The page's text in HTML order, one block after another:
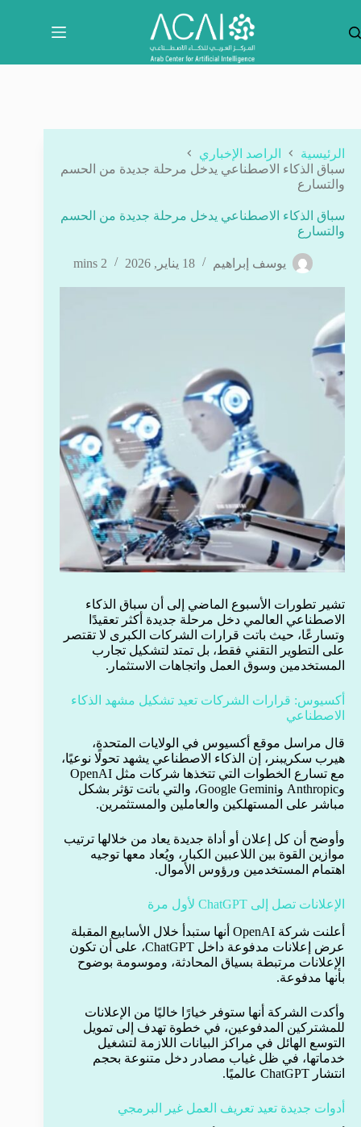
المحتوى
الرئيسية
الراصد الإخباري
سباق الذكاء الاصطناعي يدخل مرحلة جديدة من الحسم
والتسارع
سباق الذكاء الاصطناعي يدخل مرحلة جديدة من الحسم
والتسارع
يوسف إبراهيم 18 يناير, 2026 2 mins
تشير تطورات الأسبوع الماضي إلى أن سباق الذكاء
الاصطناعي العالمي دخل مرحلة جديدة أكثر تعقيدًا
وتسارعًا، حيث باتت قرارات الشركات الكبرى لا تقتصر
على التطوير التقني فقط، بل تمتد لتشكيل تجارب
المستخدمين وسوق العمل واتجاهات الاستثمار.
أكسيوس: قرارات الشركات تعيد تشكيل مشهد الذكاء
الاصطناعي
قال مراسل موقع أكسيوس في الولايات المتحدة،
هيرب سكريبنر، إن الذكاء الاصطناعي يشهد تحولًا نوعيًا،
مع تسارع الخطوات التي تتخذها شركات مثل OpenAI
وAnthropic وGoogle Gemini، والتي باتت تؤثر بشكل
مباشر على المستهلكين والعاملين والمستثمرين.
وأوضح أن كل إعلان أو أداة جديدة يعاد من خلالها ترتيب
موازين القوة بين اللاعبين الكبار، ويُعاد معها توجيه
اهتمام المستخدمين ورؤوس الأموال.
الإعلانات تصل إلى ChatGPT لأول مرة
أعلنت شركة OpenAI أنها ستبدأ خلال الأسابيع المقبلة
عرض إعلانات مدفوعة داخل ChatGPT، على أن تكون
الإعلانات مرتبطة بسياق المحادثة، وموسومة بوضوح
بأنها مدفوعة.
وأكدت الشركة أنها ستوفر خيارًا خاليًا من الإعلانات
للمشتركين المدفوعين، في خطوة تهدف إلى تمويل
التوسع الهائل في مراكز البيانات اللازمة لتشغيل
خدماتها، في ظل غياب مصادر دخل متنوعة بحجم
انتشار ChatGPT عالميًا.
أدوات جديدة تعيد تعريف العمل غير البرمجي